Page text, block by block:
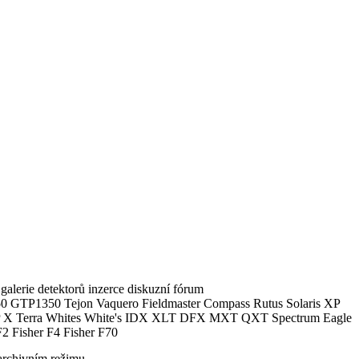
detektorů inzerce diskuzní fórum
Tejon Vaquero Fieldmaster Compass Rutus Solaris XP
Terra Whites White's IDX XLT DFX MXT QXT Spectrum Eagle
Fisher F4 Fisher F70